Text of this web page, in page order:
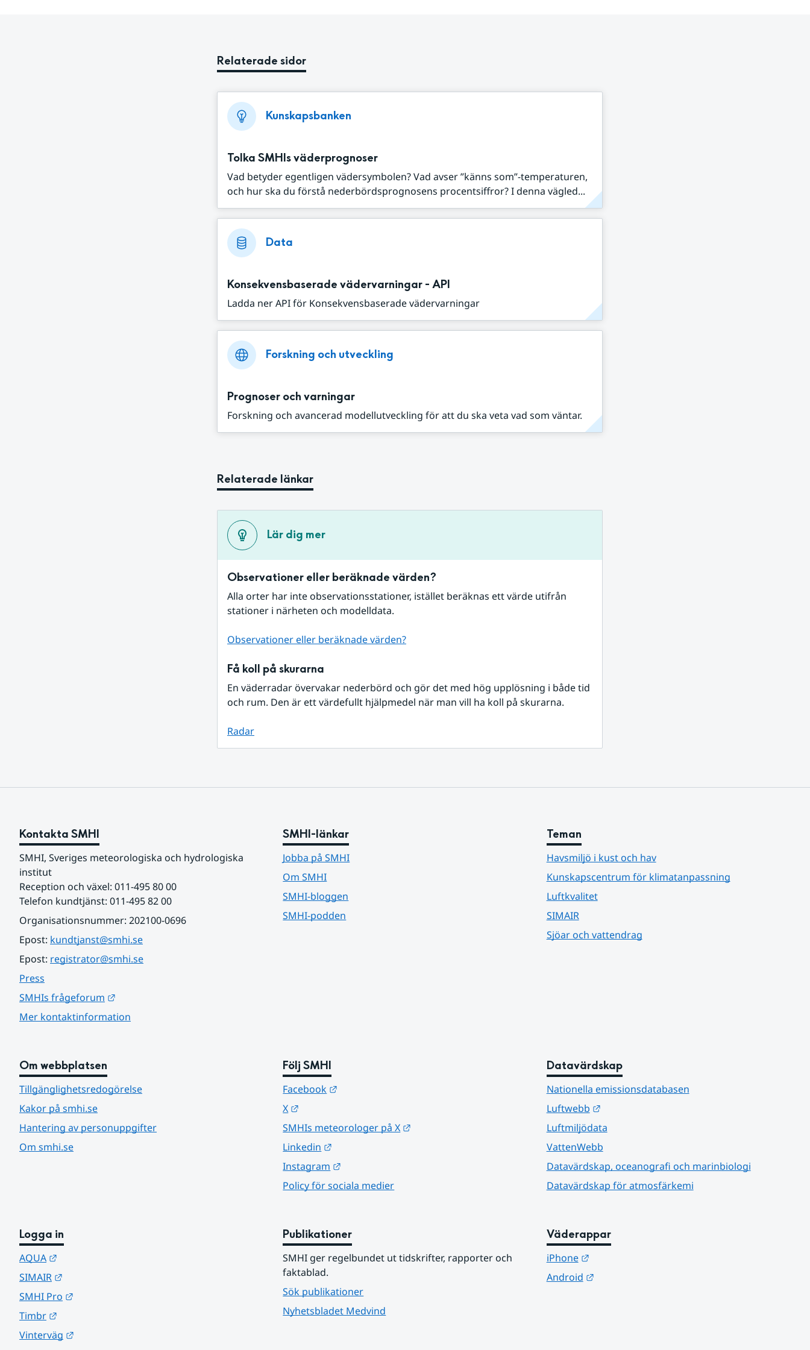
Relaterade sidor
Kunskapsbanken
Tolka SMHIs väderprognoser
Vad betyder egentligen vädersymbolen? Vad avser ”känns som”-temperaturen,
och hur ska du förstå nederbördsprognosens procentsiffror? I denna vägled...
Data
Konsekvensbaserade vädervarningar - API
Ladda ner API för Konsekvensbaserade vädervarningar
Forskning och utveckling
Prognoser och varningar
Forskning och avancerad modellutveckling för att du ska veta vad som väntar.
Relaterade länkar
Lär dig mer
Observationer eller beräknade värden?
Alla orter har inte observationsstationer, istället beräknas ett värde utifrån
stationer i närheten och modelldata.
Observationer eller beräknade värden?
Få koll på skurarna
En väderradar övervakar nederbörd och gör det med hög upplösning i både tid
och rum. Den är ett värdefullt hjälpmedel när man vill ha koll på skurarna.
Radar
Kontakta SMHI
SMHI, Sveriges meteorologiska och hydrologiska
institut
Reception och växel: 011-495 80 00
Telefon kundtjänst: 011-495 82 00
Organisationsnummer: 202100-0696
Epost: kundtjanst@smhi.se
Epost: registrator@smhi.se
Press
SMHIs frågeforum
Mer kontaktinformation
SMHI-länkar
Jobba på SMHI
Om SMHI
SMHI-bloggen
SMHI-podden
Teman
Havsmiljö i kust och hav
Kunskapscentrum för klimatanpassning
Luftkvalitet
SIMAIR
Sjöar och vattendrag
Om webbplatsen
Tillgänglighetsredogörelse
Kakor på smhi.se
Hantering av personuppgifter
Om smhi.se
Följ SMHI
Facebook
X
SMHIs meteorologer på X
Linkedin
Instagram
Policy för sociala medier
Datavärdskap
Nationella emissionsdatabasen
Luftwebb
Länk till annan webbplats.
Luftmiljödata
VattenWebb
Datavärdskap, oceanografi och marinbiologi
Datavärdskap för atmosfärkemi
Logga in
AQUA
SIMAIR
SMHI Pro
Timbr
Vinterväg
Publikationer
SMHI ger regelbundet ut tidskrifter, rapporter och
faktablad.
Sök publikationer
Nyhetsbladet Medvind
Väderappar
iPhone
Länk till annan webbplats.
Android
Länk till annan webbplats.